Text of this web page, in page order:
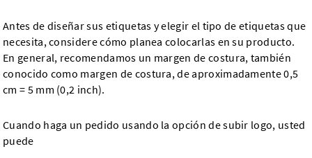
Antes de diseñar sus etiquetas y elegir el tipo de etiquetas que
necesita, considere cómo planea colocarlas en su producto.
En general, recomendamos un margen de costura, también
conocido como margen de costura, de aproximadamente 0,5
cm = 5 mm (0,2 inch).
Cuando haga un pedido usando la opción de subir logo, usted
puede